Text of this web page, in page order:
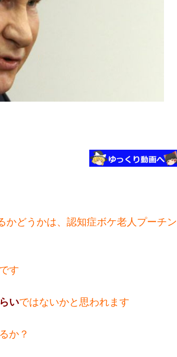
かどうかは、認知症ボケ老人プーチン
す
いではないかと思われます
か？